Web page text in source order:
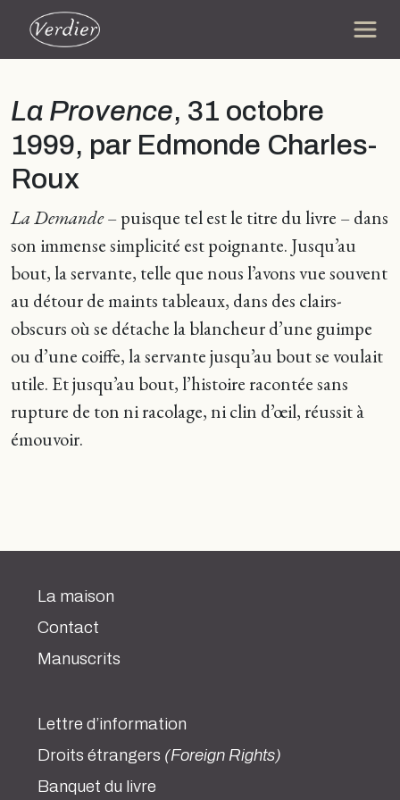
La Provence, 31 octobre
1999, par Edmonde Charles-
Roux
La Demande– puisque tel est le titre du livre – dans
son immense simplicité est poignante. Jusqu’au
bout, la servante, telle que nous l’avons vue souvent
au détour de maints tableaux, dans des clairs-
obscurs où se détache la blancheur d’une guimpe
ou d’une coiffe, la servante jusqu’au bout se voulait
utile. Et jusqu’au bout, l’histoire racontée sans
rupture de ton ni racolage, ni clin d’œil, réussit à
émouvoir.
La maison
Contact
Manuscrits
Lettre d’information
Droits étrangers (Foreign Rights)
Banquet du livre